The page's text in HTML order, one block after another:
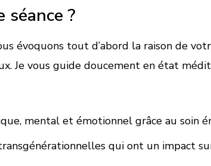
séance ?
évoquons tout d’abord la raison de
Je vous guide doucement en état
mental et émotionnel grâce au soin
qui ont un impact